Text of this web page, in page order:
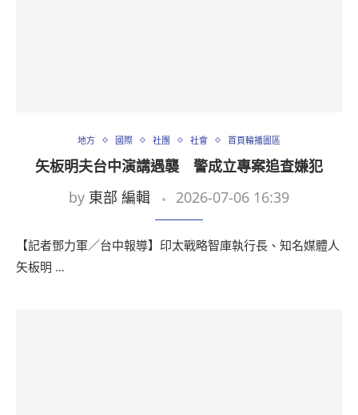
地方 國際 社團 社會 首頁輪播圖區
矢板明夫台中演講遇襲 警成立專案追查嫌犯
by 東部 編輯 2026-07-06 16:39
【記者鄧力軍／台中報導】印太戰略智庫執行長、知名媒體人
矢板明 …